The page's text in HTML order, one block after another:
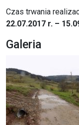
Czas trwania
22.07.2017 r. –
Galeria